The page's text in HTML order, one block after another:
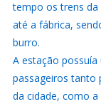
tempo os trens da
até a fábrica,
burro.
A estação
passageiros tanto
da cidade, como